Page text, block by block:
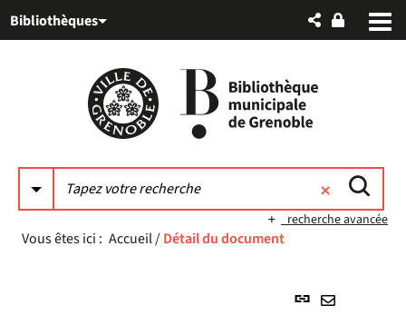
au
auBibliothèques
recherche avancée
Vous êtes ici : Accueil/Détail du document
Lien